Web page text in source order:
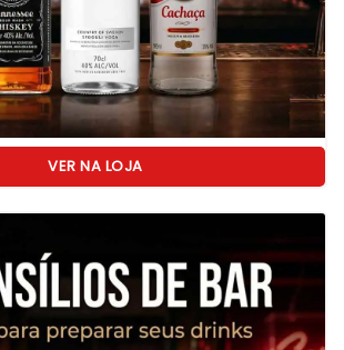
VER NA LOJA